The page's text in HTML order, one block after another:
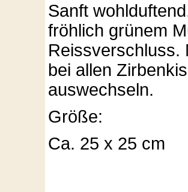
Sanft
fröhlich grünem
Reissverschluss.
bei allen
auswechseln.
Größe:
Ca. 25 x 25 cm